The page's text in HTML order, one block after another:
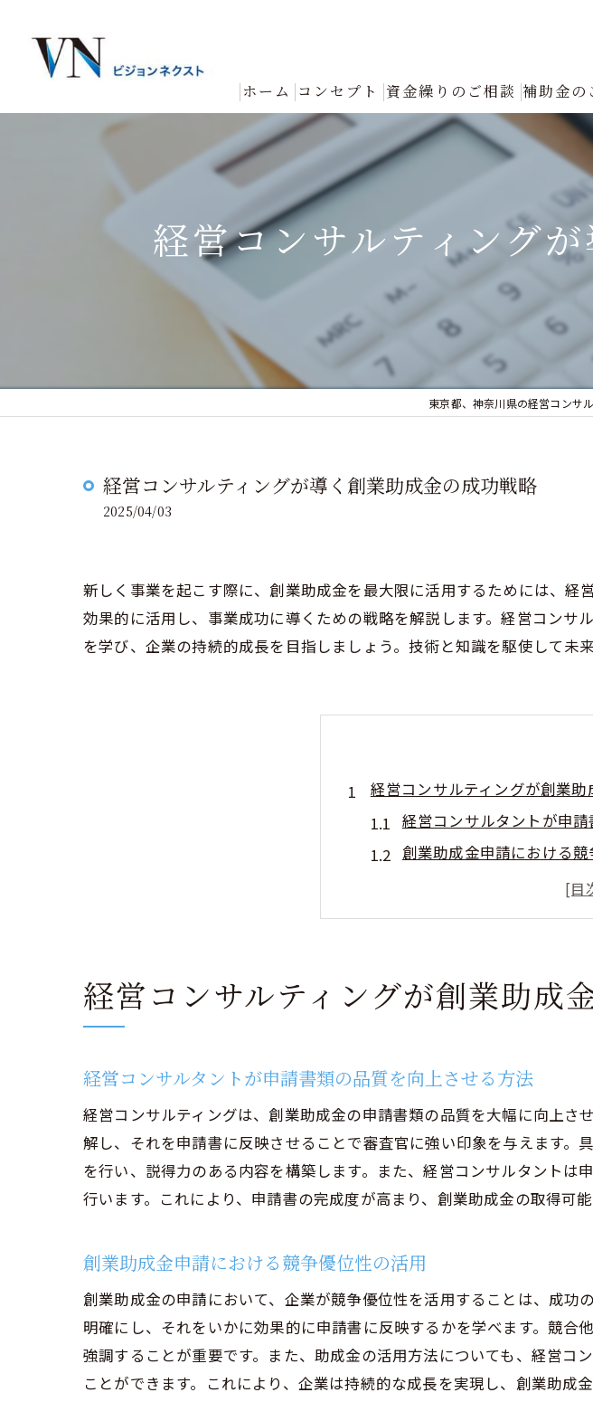
ホーム コンセプト 資金繰りのご相談
創業融資コンサルタントの選び
融資について
銀行への返済リスケジュール（
認定支援機関による「税制優遇
補助金の
経営コンサルティング
東京都、神奈川県の経営コンサ
経営コンサルティングが導く創業助成金の成功戦略
2025/04/03
新しく事業を起こす際に、創業助成金を最大限に活用するためには、
効果的に活用し、事業成功に導くための戦略を解説します。経営コン
を学び、企業の持続的成長を目指しましょう。技術と知識を駆使して未
経営コンサルティングが創業
経営コンサルタントが申
創業助成金申請における
専門家による市場トレン
創業助成金申請の成功率
創業助成金の申請プロセ
創業助成金活用の鍵を握る経
経営コンサルティングが提
創業助成金を企業成長の
助成金活用における経営
持続的成長を見据えた助
経営コンサルティングが明
経営戦略と助成金の統合的
助成金申請の成功率を高
プロの視点から見た助成
経営コンサルティングの
創業助成金活用のための
経営コンサルティングが創業助成
経営コンサルタントが申請書類の品質を向上させる方法
経営コンサルティングは、創業助成金の申請書類の品質を大幅に向上
解し、それを申請書に反映させることで審査官に強い印象を与えます
を行い、説得力のある内容を構築します。また、経営コンサルタント
行います。これにより、申請書の完成度が高まり、創業助成金の取得可
創業助成金申請における競争優位性の活用
創業助成金の申請において、企業が競争優位性を活用することは、成
明確にし、それをいかに効果的に申請書に反映するかを学べます。競
強調することが重要です。また、助成金の活用方法についても、経営
ことができます。これにより、企業は持続的な成長を実現し、創業助成